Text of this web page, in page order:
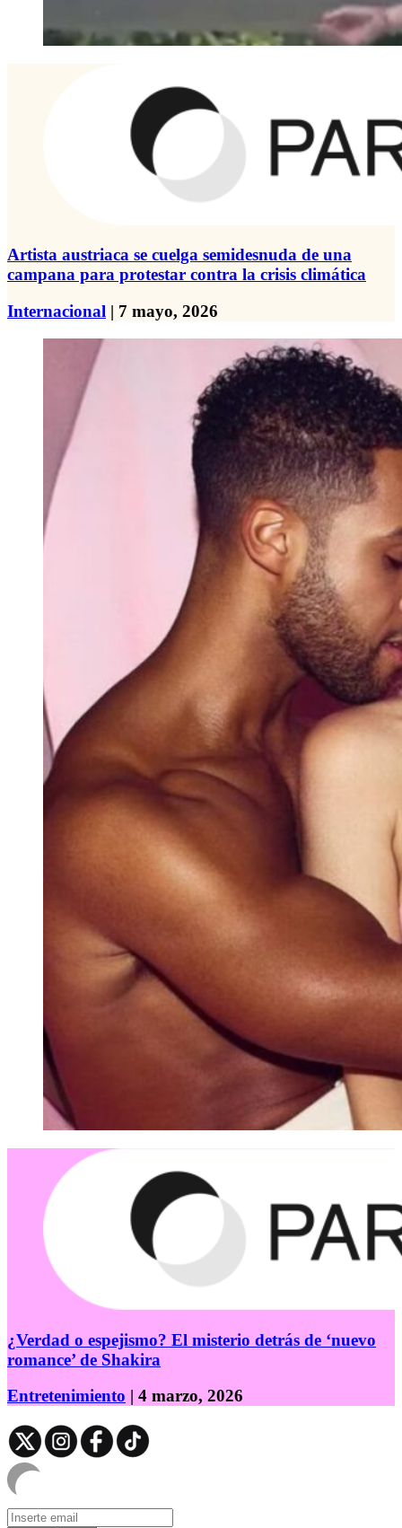
Artista austriaca se cuelga semidesnuda de una
campana para protestar contra la crisis climática
Internacional | 7 mayo, 2026
¿Verdad o espejismo? El misterio detrás de ‘nuevo
romance’ de Shakira
Entretenimiento | 4 marzo, 2026